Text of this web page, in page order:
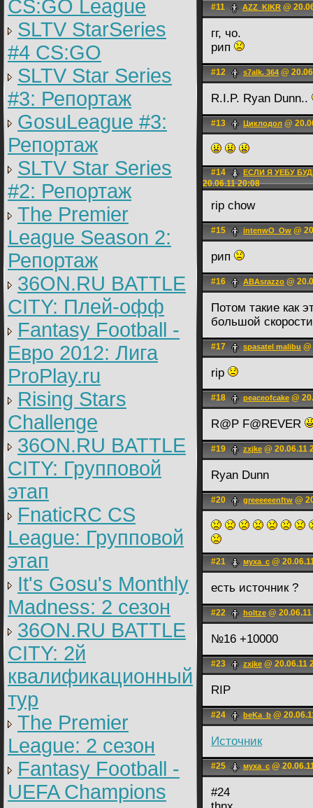
CS:GO League
SLTV StarSeries
#4 CS:GO
SLTV Star Series
#3: Репортаж
GosuLeague #3:
Репортаж
SLTV Star Series
#2: Репортаж
The Premier
League Season 2:
Репортаж
36ON.RU BATTLE
CITY: Плей-офф
Fantasy Football -
Евро 2012: Лига
ProPlay.ru
Rising Stars
Challenge
36ON.RU BATTLE
CITY: Групповой
этап
FnaticRC CS
League: Групповой
этап
It's Gosu's Monthly
Madness: 2 сезон
36ON.RU BATTLE
CITY: 2й
квалификационный
тур
The Premier
League: 2 cезон
Fantasy Football -
UEFA Champions
#11 AZZ_KIKR @
гг, чо.
рип
#12 s7alk. 364 @
R.I.P. Ryan Dunn..
#13 Циклодол @
#14 ЕСЛИ Я УЕБУ
20.06.11 20:08
rip chow
#15 intenwO_Ow @
рип
#16 ABAsrazzo @
Потом такие как
большой
#17 spasatel malibu
rip
#18 peaceofcake @
R@P F@REVER
#19 zxjke @ 20.06.11
Ryan Dunn
#20 greeeeeenftw @
#21 муха_с @
есть источник ?
#22 holtze @
№16 +10000
#23 zxjke @ 20.06.11
RIP
#24 beKa_b @
Источник
#25 муха_с @
#24